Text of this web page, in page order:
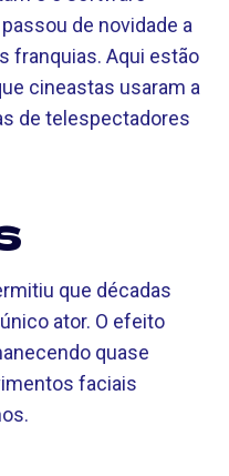
de novidade a
franquias. Aqui estão
cineastas usaram a
de telespectadores
que décadas
ator. O efeito
quase
faciais